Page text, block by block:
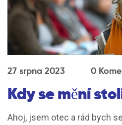
27 srpna 2023 0
Kdy se mění
Ahoj, jsem otec a rád bych